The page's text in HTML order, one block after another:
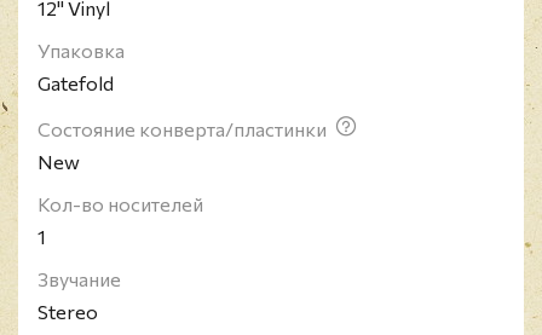
12" Vinyl
Упаковка
Gatefold
Состояние конверта/пластинки
New
Кол-во носителей
1
Звучание
Stereo